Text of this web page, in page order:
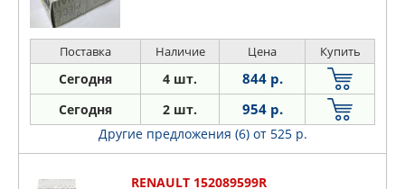
Поставка Наличие Цена Купить
Сегодня 4 шт. 844 р.
Сегодня 2 шт. 954 р.
Другие предложения (6) от 525 р.
RENAULT 152089599R